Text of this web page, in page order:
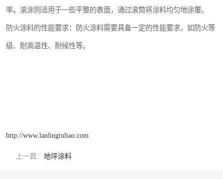
率。滚涂则适用于一些平整的表面，通过滚筒将涂料均匀地涂覆。
防火涂料的性能要求：防火涂料需要具备一定的性能要求，如防火等
级、耐高温性、耐候性等。
http://www.lanlingtuliao.com
上一篇： 地坪涂料